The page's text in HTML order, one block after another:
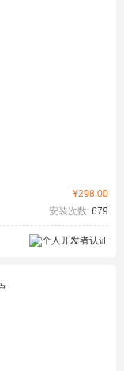
¥298.00
安装次数: 679